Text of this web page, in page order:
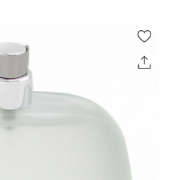
Скопировать
ссылку